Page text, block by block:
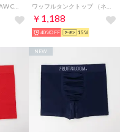
￥1,188
40%OFF 15%
NEW